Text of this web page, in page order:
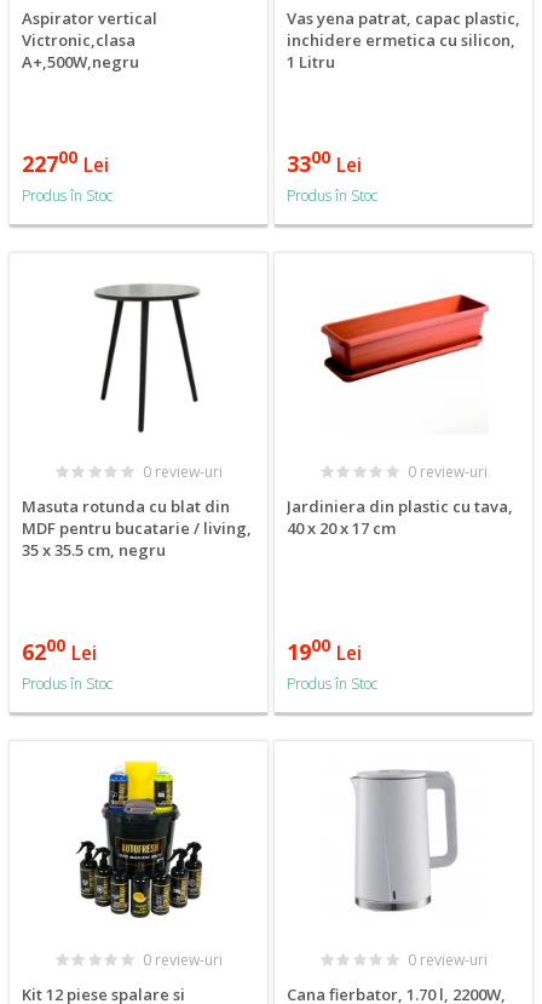
Aspirator vertical
Victronic,clasa
A+,500W,negru
22700 Lei
Produs în Stoc
Vas yena patrat, capac plastic,
inchidere ermetica cu silicon,
1 Litru
3300 Lei
Produs în Stoc
0 review-uri
Masuta rotunda cu blat din
MDF pentru bucatarie / living,
35 x 35.5 cm, negru
6200 Lei
Produs în Stoc
0 review-uri
Jardiniera din plastic cu tava,
40 x 20 x 17 cm
1900 Lei
Produs în Stoc
0 review-uri
Kit 12 piese spalare si
0 review-uri
Cana fierbator, 1.70 l, 2200W,